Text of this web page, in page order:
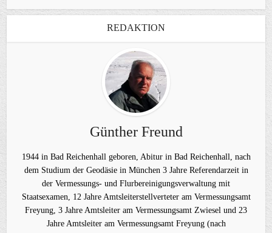
REDAKTION
Günther Freund
1944 in Bad Reichenhall geboren, Abitur in Bad Reichenhall, nach
dem Studium der Geodäsie in München 3 Jahre Referendarzeit in
der Vermessungs- und Flurbereinigungsverwaltung mit
Staatsexamen, 12 Jahre Amtsleiterstellverteter am Vermessungsamt
Freyung, 3 Jahre Amtsleiter am Vermessungsamt Zwiesel und 23
Jahre Amtsleiter am Vermessungsamt Freyung (nach